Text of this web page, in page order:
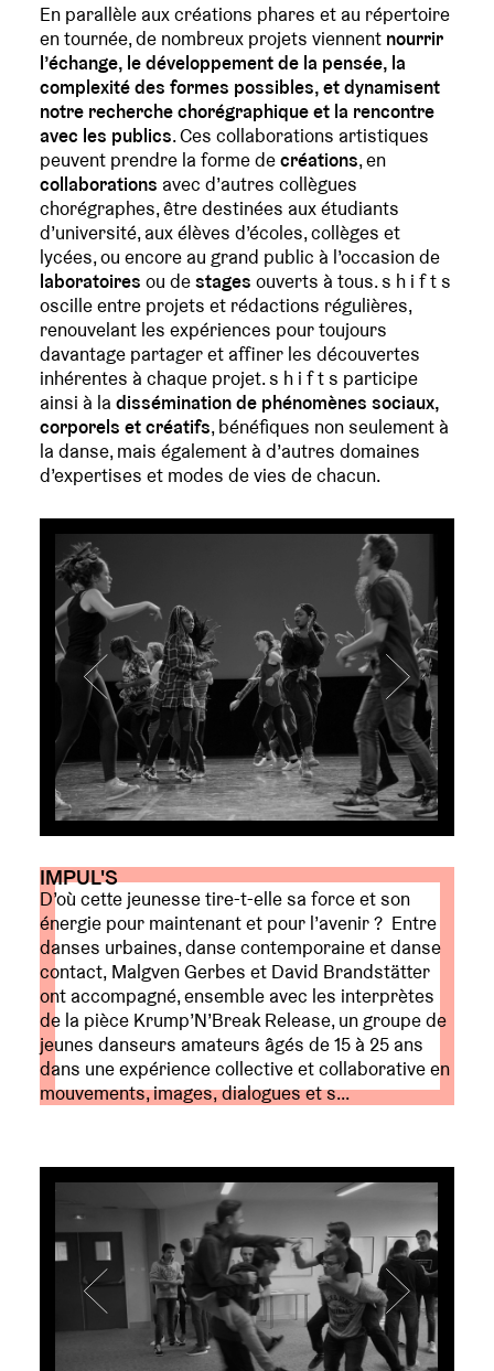
En parallèle aux créations phares et au répertoire
en tournée, de nombreux projets viennent nourrir
l’échange, le développement de la pensée, la
complexité des formes possibles, et dynamisent
notre recherche chorégraphique et la rencontre
avec les publics. Ces collaborations artistiques
peuvent prendre la forme decréations, en
collaborations avec d’autres collègues
chorégraphes, être destinées aux étudiants
d’université, aux élèves d’écoles, collèges et
lycées, ou encore au grand public à l’occasion de
laboratoires ou destages ouverts à tous. s h i f t s
oscille entre projets et rédactions régulières,
renouvelant les expériences pour toujours
davantage partager et affiner les découvertes
inhérentes à chaque projet. s h i f t s participe
ainsi à ladissémination de phénomènes sociaux,
corporels et créatifs, bénéfiques non seulement à
la danse, mais également à d’autres domaines
d’expertises et modes de vies de chacun.
IMPUL'S
D’où cette jeunesse tire-t-elle sa force et son
énergie pour maintenant et pour l’avenir ? Entre
danses urbaines, danse contemporaine et danse
contact, Malgven Gerbes et David Brandstätter
ont accompagné, ensemble avec les interprètes
de la pièce Krump’N’Break Release, un groupe de
jeunes danseurs amateurs âgés de 15 à 25 ans
dans une expérience collective et collaborative en
mouvements, images, dialogues et s...